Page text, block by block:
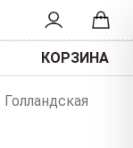
КОРЗИНА
Голландская